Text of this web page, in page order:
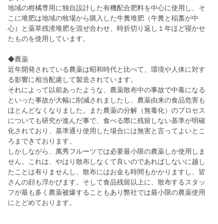
地域の柑橘専用に独自設計した有機配合肥料を中心に使用し、そ
こに堆肥は地域の牧場から購入した牛糞堆肥（牛糞と稲藁が中
心）と薬草残渣堆肥を混ぜ合わせ、時折切り返し１年ほど寝かせ
たものを使用しています。
◆農薬
近年開発されている農薬は昭和時代と比べて、環境や人体に対す
る影響に相当配慮して製造されています。
それによって以前あったような、農薬散布中の事故で中毒になる
といった事故が大幅に削減されましたし、農薬由来の食品危害も
ほとんどなくなりました。また農薬の分解（無毒化）のプロセス
についても研究が進んだ事で、食べる際に残留しない基準が明確
化されており、基準通り使用した場合には無害と言ってよいとこ
ろまできております。
しかしながら、萬秀フルーツでは必要最小限の農薬しか使用しま
せん。これは、やはり散布しなくて良いのであればしないに越し
たことは有りませんし、散布にはお金も時間もかかりますし、皆
さんの顔も浮かびます。そして食品残留以上に、散布するスタッ
フが最も多く農薬被爆することもあり弊社では最小限の農薬使用